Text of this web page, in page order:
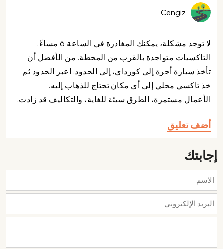
Cengiz
لا توجد مشكلة، يمكنك المغادرة في الساعة 6 مساءً.
التاكسيات متواجدة بالقرب من المحطة. من الأفضل أن
تأخذ سيارة أجرة إلى كورداي، إلى الحدود. اعبر الحدود ثم
خذ تاكسي محلي إلى أي مكان تحتاج للذهاب إليه.
الأعمال مستمرة، الطرق سيئة للغاية، والتكاليف قد زادت.
أضف تعليق
إجابتك